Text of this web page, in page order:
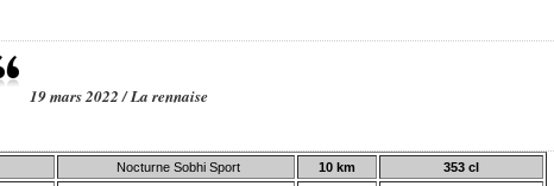
19 mars 2022 / La rennaise
Nocturne Sobhi Sport 10 km
353 cl